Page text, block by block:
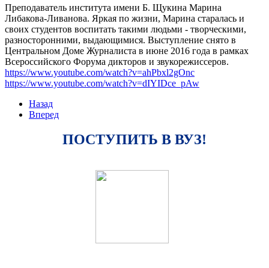
Преподаватель института имени Б. Щукина Марина
Либакова-Ливанова. Яркая по жизни, Марина старалась и
своих студентов воспитать такими людьми - творческими,
разносторонними, выдающимися. Выступление снято в
Центральном Доме Журналиста в июне 2016 года в рамках
Всероссийского Форума дикторов и звукорежиссеров.
https://www.youtube.com/watch?v=ahPbxl2gOnc
https://www.youtube.com/watch?v=dIYIDce_pAw
Назад
Вперед
ПОСТУПИТЬ В ВУЗ!